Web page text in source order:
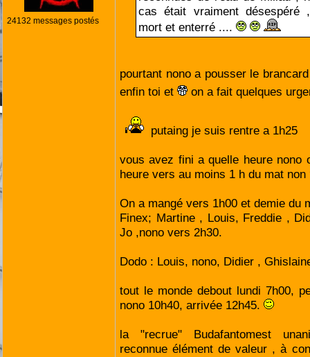
24132 messages postés
cas était vraiment désespéré
mort et enterré ....
pourtant nono a pousser le
enfin toi et
on a fait quelques
putaing je suis rentre a 1h25
vous avez fini a quelle heure nono
heure vers au moins 1 h du mat
On a mangé vers 1h00 et demie du
Finex; Martine , Louis, Freddie ,
Jo ,nono vers 2h30.
Dodo : Louis, nono, Didier ,
tout le monde debout lundi 7h00,
nono 10h40, arrivée 12h45.
la "recrue" Budafantomest
reconnue élément de valeur , à